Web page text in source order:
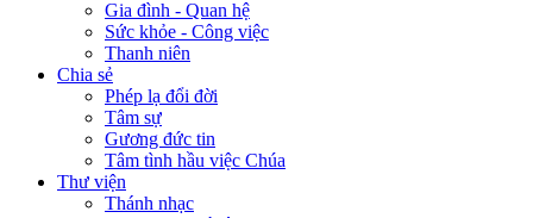
Gia đình - Quan hệ
Sức khỏe - Công việc
Thanh niên
Chia sẻ
Phép lạ đổi đời
Tâm sự
Gương đức tin
Tâm tình hầu việc Chúa
Thư viện
Thánh nhạc